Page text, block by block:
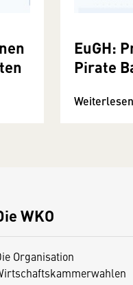
EuGH:
Pirate
Weiterlesen
WKO
Organisation